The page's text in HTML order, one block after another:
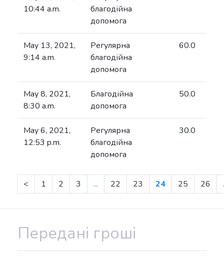
10:44 a.m.
благодійна
допомога
May 13, 2021,
9:14 a.m.
Регулярна
благодійна
допомога
60.0
May 8, 2021,
8:30 a.m.
Благодійна
допомога
50.0
May 6, 2021,
12:53 p.m.
Регулярна
благодійна
допомога
30.0
< 1 2 3 ... 22 23 24 25 26
Передані гроші